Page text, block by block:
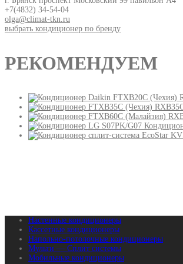
+7(4832) 34-54-04
olga@climat-tkn.ru
выбрать кондиционер по бренду
РЕКОМЕНДУЕМ
Настенные кондиционеры
Кассетные кондиционеры
Напольно-потолочные кондиционеры
Мульти — Сплит системы
Мобильные кондиционеры